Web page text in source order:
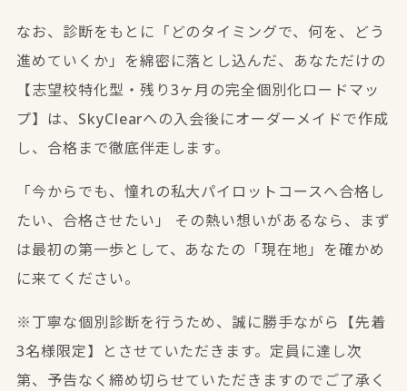
なお、診断をもとに「どのタイミングで、何を、どう
進めていくか」を綿密に落とし込んだ、あなただけの
【志望校特化型・残り3ヶ月の完全個別化ロードマッ
プ】は、SkyClearへの入会後にオーダーメイドで作成
し、合格まで徹底伴走します。
「今からでも、憧れの私大パイロットコースへ合格し
たい、合格させたい」 その熱い想いがあるなら、まず
は最初の第一歩として、あなたの「現在地」を確かめ
に来てください。
※丁寧な個別診断を行うため、誠に勝手ながら【先着
3名様限定】とさせていただきます。定員に達し次
第、予告なく締め切らせていただきますのでご了承く